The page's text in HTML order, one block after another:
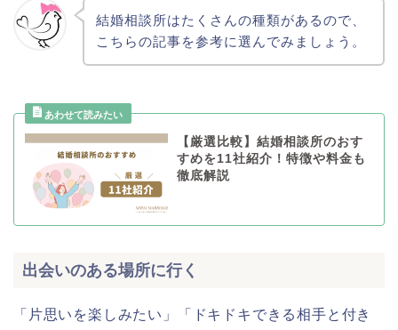
結婚相談所はたくさんの種類があるので、
こちらの記事を参考に選んでみましょう。
【厳選比較】結婚相談所のおす
すめを11社紹介！特徴や料金も
徹底解説
出会いのある場所に行く
「片思いを楽しみたい」「ドキドキできる相手と付き